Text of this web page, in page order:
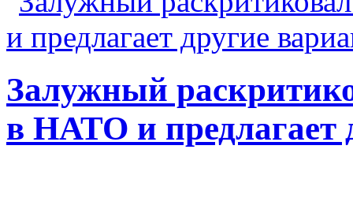
Залужный
в НАТО и предлагает